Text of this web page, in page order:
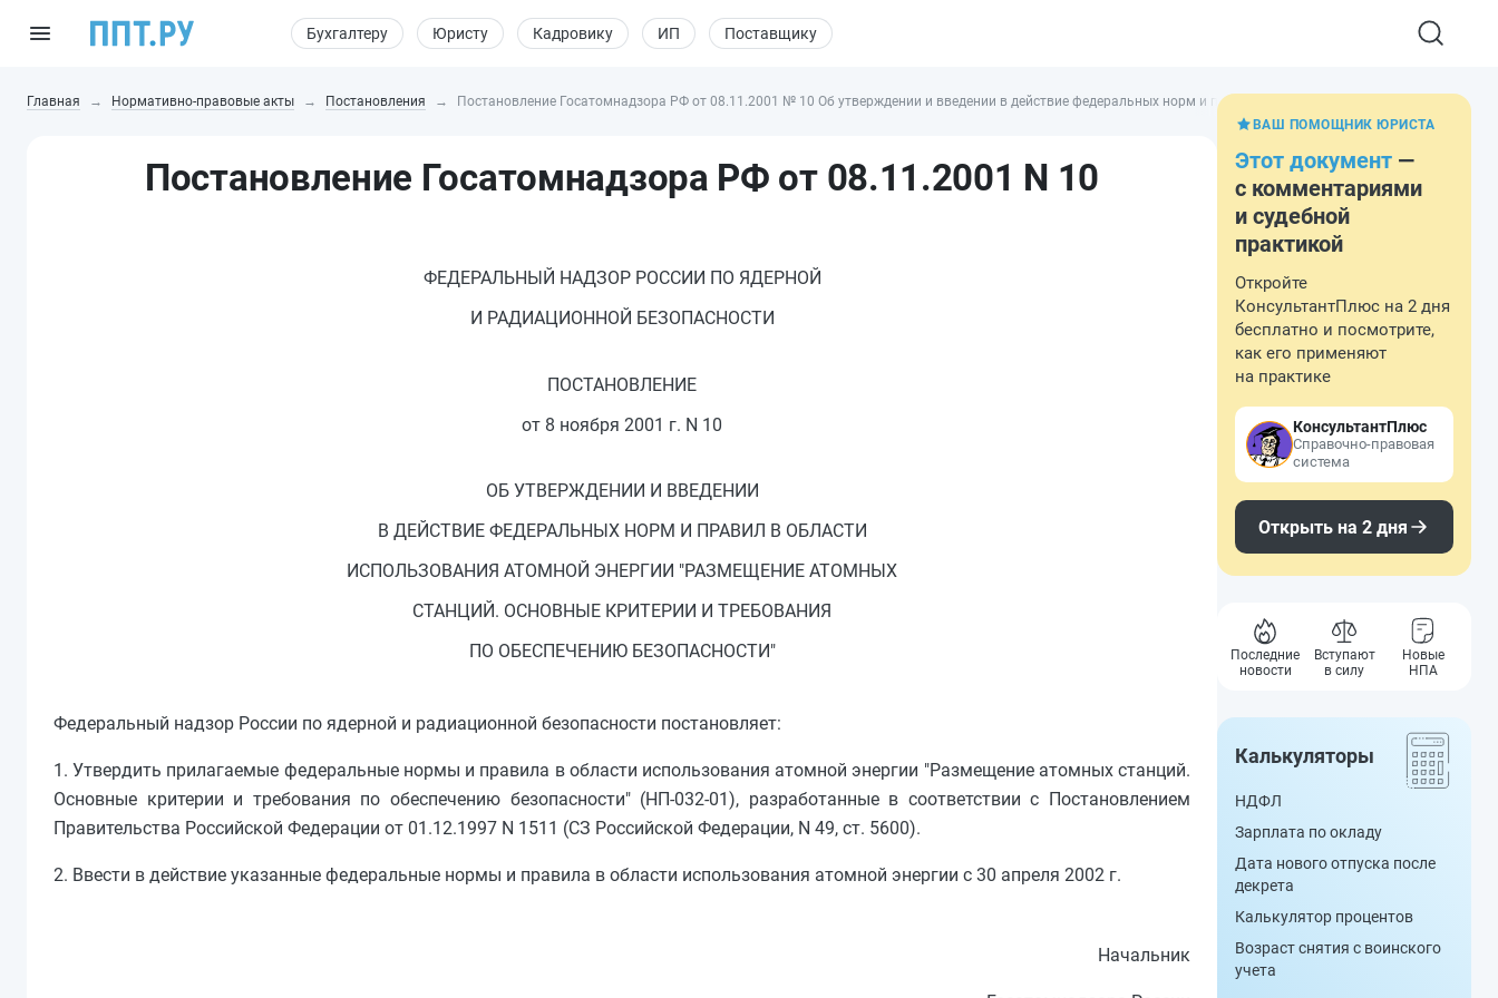
Бухгалтеру Юристу Кадровику ИП Поставщику
Главная Нормативно-правовые акты Постановления Постановление Госатомнадзора РФ от 08.11.2001 № 10 Об утверждении и введении в действие федеральных норм и правил в области использования
Постановление Госатомнадзора РФ от 08.11.2001 N 10
ФЕДЕРАЛЬНЫЙ НАДЗОР РОССИИ ПО ЯДЕРНОЙ
И РАДИАЦИОННОЙ БЕЗОПАСНОСТИ
ПОСТАНОВЛЕНИЕ
от 8 ноября 2001 г. N 10
ОБ УТВЕРЖДЕНИИ И ВВЕДЕНИИ
В ДЕЙСТВИЕ ФЕДЕРАЛЬНЫХ НОРМ И ПРАВИЛ В ОБЛАСТИ
ИСПОЛЬЗОВАНИЯ АТОМНОЙ ЭНЕРГИИ "РАЗМЕЩЕНИЕ АТОМНЫХ
СТАНЦИЙ. ОСНОВНЫЕ КРИТЕРИИ И ТРЕБОВАНИЯ
ПО ОБЕСПЕЧЕНИЮ БЕЗОПАСНОСТИ"
Федеральный надзор России по ядерной и радиационной безопасности постановляет:
1. Утвердить прилагаемые федеральные нормы и правила в области использования атомной энергии "Размещение атомных станций.
Основные критерии и требования по обеспечению безопасности" (НП-032-01), разработанные в соответствии с Постановлением
Правительства Российской Федерации от 01.12.1997 N 1511 (СЗ Российской Федерации, N 49, ст. 5600).
2. Ввести в действие указанные федеральные нормы и правила в области использования атомной энергии с 30 апреля 2002 г.
Начальник
ВАШ ПОМОЩНИК ЮРИСТА
Этот документ —
с комментариями
и судебной
практикой
Откройте
КонсультантПлюс на 2 дня
бесплатно и посмотрите,
как его применяют
на практике
КонсультантПлюс
Справочно-правовая
система
Открыть на 2 дня
Последние
новости
Вступают
в силу
Новые
НПА
Калькуляторы
НДФЛ
Зарплата по окладу
Дата нового отпуска после
декрета
Калькулятор процентов
Возраст снятия с воинского
учета